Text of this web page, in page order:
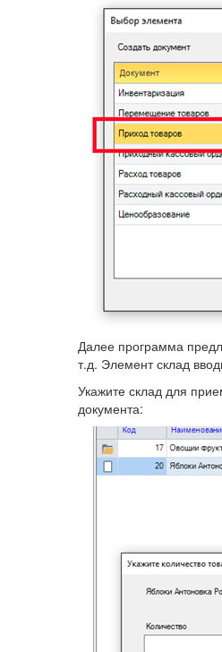
Далее программа
т.д. Элемент склад
Укажите склад для
документа: